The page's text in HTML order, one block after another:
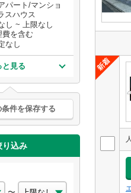
パート/マンショ
スハウス
し ~ 上限なし
費を含む
なし
と見る
条件を保存する
り込み